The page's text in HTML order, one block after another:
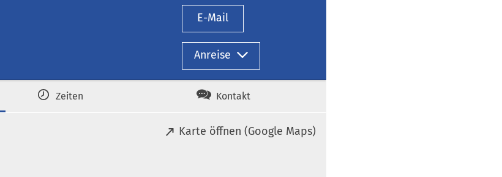
E-Mail
Anreise
Zeiten Kontakt
Karte öffnen (Google Maps)
(